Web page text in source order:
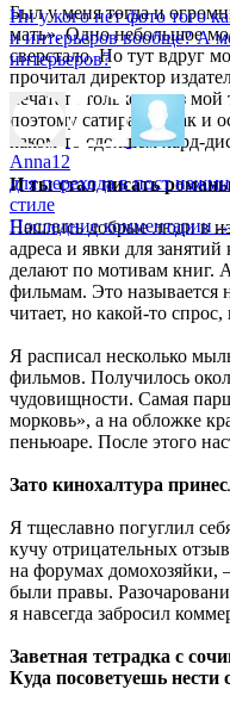
Был у меня тогда и
мать». Одно небольшое
сверстало. Но тут вдруг
прочитал директор
печатать только через
поэтому сатира эта так и
каком-то сдохшем хард-
И ты стал писать романы
Нашлись добрые люди в
адреса и явки для
делают по мотивам книг.
фильмам. Это называется
читает, но какой-то
Я расписал несколько
фильмов. Получилось
чудовищности. Самая
морковь», а на обложке
пеньюаре. После этого
Зато кинохалтура
Я тщеславно погуглил
кучу отрицательных
на форумах
были правы.
я навсегда забросил
Заветная тетрадка с
Куда посоветуешь нести
Ни у кого нет фото того
и интерьеров вообще? А
интерьеров?
Anna12
для перехода в пост
стиле
Последние комментарии→